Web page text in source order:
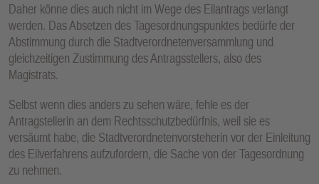
Daher könne dies auch nicht im Wege des Eilantrags verlangt
werden. Das Absetzen des Tagesordnungspunktes bedürfe der
Abstimmung durch die Stadtverordnetenversammlung und
gleichzeitigen Zustimmung des Antragsstellers, also des
Magistrats.
Selbst wenn dies anders zu sehen wäre, fehle es der
Antragstellerin an dem Rechtsschutzbedürfnis, weil sie es
versäumt habe, die Stadtverordnetenvorsteherin vor der Einleitung
des Eilverfahrens aufzufordern, die Sache von der Tagesordnung
zu nehmen.